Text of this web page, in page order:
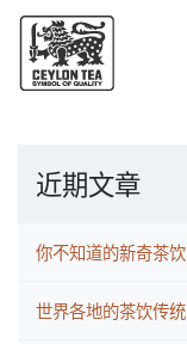
近期文章
你不知道的新奇茶饮
世界各地的茶饮传统